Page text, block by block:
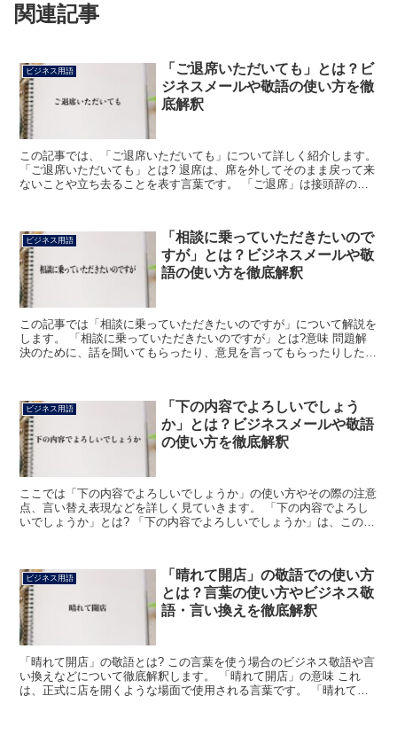
関連記事
ビジネス用語
「ご退席いただいても」とは？ビ
ジネスメールや敬語の使い方を徹
底解釈
この記事では、「ご退席いただいても」について詳しく紹介します。
「ご退席いただいても」とは? 退席は、席を外してそのまま戻って来
ないことや立ち去ることを表す言葉です。 「ご退席」は接頭辞の
ビジネス用語
「相談に乗っていただきたいので
すが」とは？ビジネスメールや敬
語の使い方を徹底解釈
この記事では「相談に乗っていただきたいのですが」について解説を
します。 「相談に乗っていただきたいのですが」とは?意味 問題解
決のために、話を聞いてもらったり、意見を言ってもらったりした
ビジネス用語
「下の内容でよろしいでしょう
か」とは？ビジネスメールや敬語
の使い方を徹底解釈
ここでは「下の内容でよろしいでしょうか」の使い方やその際の注意
点、言い替え表現などを詳しく見ていきます。 「下の内容でよろし
いでしょうか」とは? 「下の内容でよろしいでしょうか」は、この表
ビジネス用語
「晴れて開店」の敬語での使い方
とは？言葉の使い方やビジネス敬
語・言い換えを徹底解釈
「晴れて開店」の敬語とは? この言葉を使う場合のビジネス敬語や言
い換えなどについて徹底解釈します。 「晴れて開店」の意味 これ
は、正式に店を開くような場面で使用される言葉です。 「晴れて」